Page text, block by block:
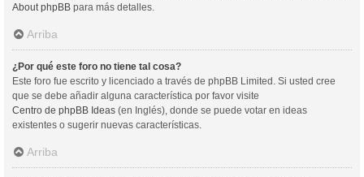
About phpBB para más detalles.
Arriba
¿Por qué este foro no tiene tal cosa?
Este foro fue escrito y licenciado a través de phpBB Limited. Si usted cree
que se debe añadir alguna característica por favor visite
Centro de phpBB Ideas (en Inglés), donde se puede votar en ideas
existentes o sugerir nuevas características.
Arriba